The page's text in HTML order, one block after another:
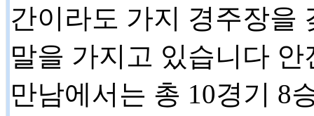
간이라도 가지 경주장을
말을 가지고 있습니다
만남에서는 총 10경기 8